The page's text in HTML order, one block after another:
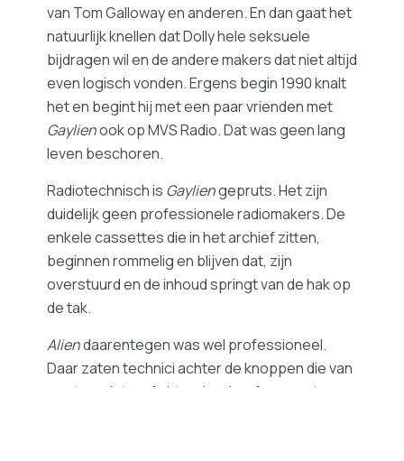
van Tom Galloway en anderen. En dan gaat het
natuurlijk knellen dat Dolly hele seksuele
bijdragen wil en de andere makers dat niet altijd
even logisch vonden. Ergens begin 1990 knalt
het en begint hij met een paar vrienden met
Gaylienook op MVS Radio. Dat was geen lang
leven beschoren.
Radiotechnisch is Gayliengepruts. Het zijn
duidelijk geen professionele radiomakers. De
enkele cassettes die in het archief zitten,
beginnen rommelig en blijven dat, zijn
overstuurd en de inhoud springt van de hak op
de tak.
Aliendaarentegen was wel professioneel.
Daar zaten technici achter de knoppen die van
wanten wisten. Achter de microfoons zaten